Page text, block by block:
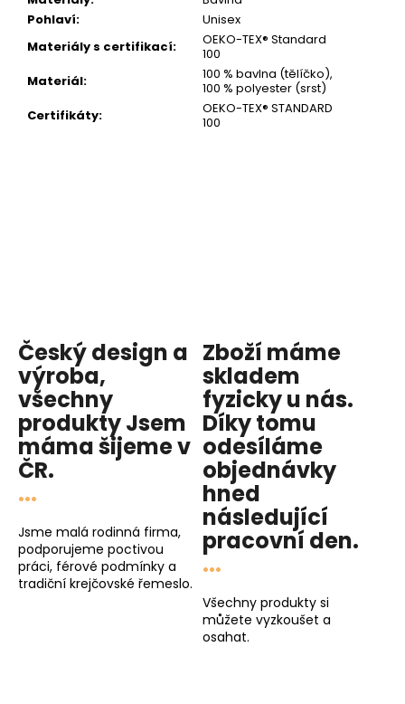
Pohlaví:
Unisex
Materiály s certifikací:
OEKO-TEX® Standard
100
Materiál:
100 % bavlna (tělíčko),
100 % polyester (srst)
Certifikáty:
OEKO-TEX® STANDARD
100
Český design a
výroba,
všechny
produktyJsem
mámašijeme v
ČR.
...
Jsme malá rodinná firma,
podporujeme poctivou
práci, férové podmínky a
tradiční krejčovské řemeslo.
Zboží máme
skladem
fyzicky u nás.
Díky tomu
odesíláme
objednávky
hned
následující
pracovní den.
...
Všechny produkty si
můžete vyzkoušet a
osahat.